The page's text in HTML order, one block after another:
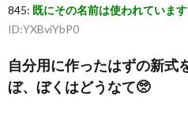
845: 既にその名前は使われています
ID:YXBviYbP0
自分用に作ったはずの新式
ぼ、ぼくはどうなて🥺